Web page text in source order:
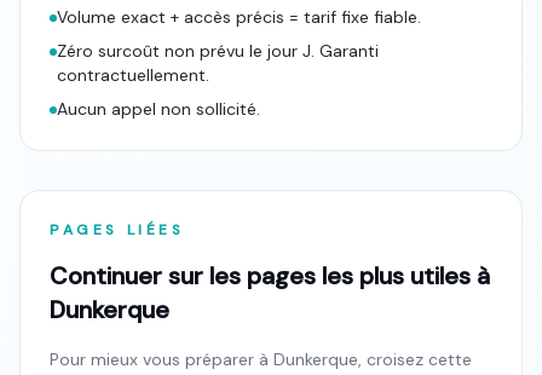
Volume exact + accès précis = tarif fixe fiable.
Zéro surcoût non prévu le jour J. Garanti
contractuellement.
Aucun appel non sollicité.
PAGES LIÉES
Continuer sur les pages les plus utiles à
Dunkerque
Pour mieux vous préparer à Dunkerque, croisez cette